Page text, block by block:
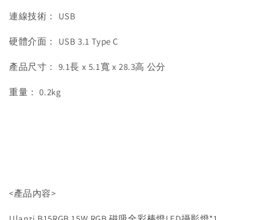
連線技術： USB
硬體介面： USB 3.1 Type C
產品尺寸： 9.1長 x 5.1寬 x 28.3高 公分
重量： 0.2kg
<產品內容>